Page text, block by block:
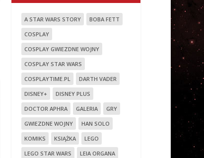
A STAR WARS STORY
BOBA FETT
COSPLAY
COSPLAY GWIEZDNE WOJNY
COSPLAY STAR WARS
COSPLAYTIME.PL
DARTH VADER
DISNEY+
DISNEY PLUS
DOCTOR APHRA
GALERIA
GRY
GWIEZDNE WOJNY
HAN SOLO
KOMIKS
KSIĄŻKA
LEGO
LEGO STAR WARS
LEIA ORGANA